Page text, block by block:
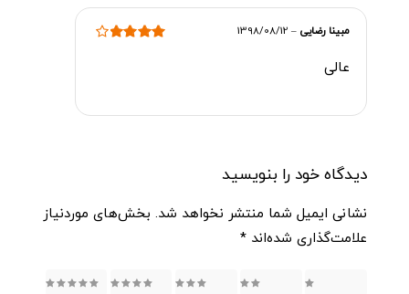
مبینا رضایی –
1398/08/12
عالی
دیدگاه خود را بنویسید
نشانی ایمیل شما منتشر نخواهد شد. بخش‌های موردنیاز
علامت‌گذاری شده‌اند *
5